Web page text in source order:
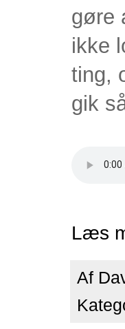
gøre
ikke
ting,
gik
Læs
Af